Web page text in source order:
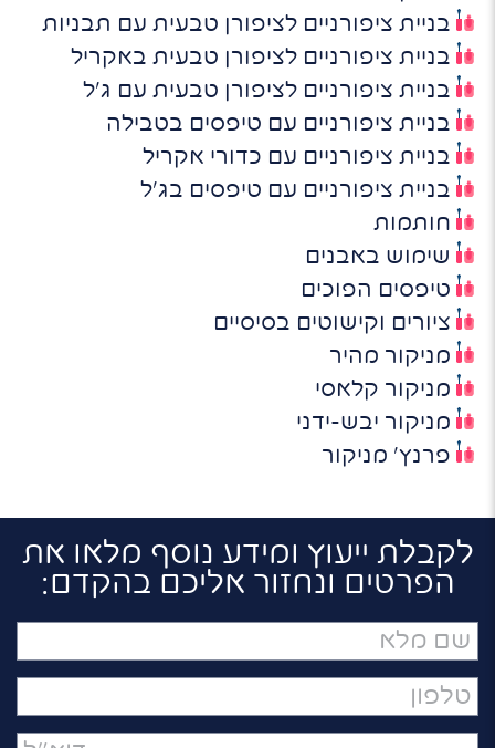
בניית ציפורניים לציפורן טבעית עם תבניות
בניית ציפורניים לציפורן טבעית באקריל
בניית ציפורניים לציפורן טבעית עם ג'ל
בניית ציפורניים עם טיפסים בטבילה
בניית ציפורניים עם כדורי אקריל
בניית ציפורניים עם טיפסים בג'ל
חותמות
שימוש באבנים
טיפסים הפוכים
ציורים וקישוטים בסיסיים
מניקור מהיר
מניקור קלאסי
מניקור יבש-ידני
פרנץ' מניקור
לקבלת ייעוץ ומידע נוסף מלאו את
הפרטים ונחזור אליכם בהקדם:
שם
טלפון